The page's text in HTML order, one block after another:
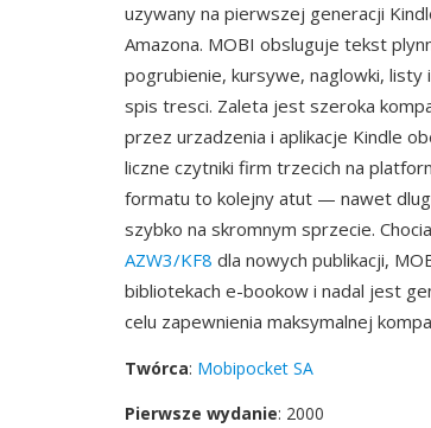
uzywany na pierwszej generacji
Amazona. MOBI obsluguje tekst
pogrubienie, kursywe, naglowki,
spis tresci. Zaleta jest szeroka
przez urzadzenia i aplikacje Kindle
liczne czytniki firm trzecich na
formatu to kolejny atut — nawet
szybko na skromnym sprzecie.
AZW3/KF8 dla nowych publikacji,
bibliotekach e-bookow i nadal jest
celu zapewnienia maksymalnej
Twórca: Mobipocket SA
Pierwsze wydanie: 2000